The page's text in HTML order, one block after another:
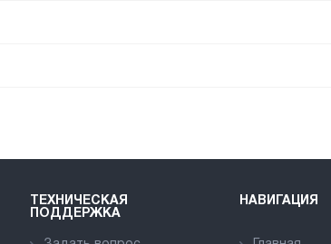
ТЕХНИЧЕСКАЯ
ПОДДЕРЖКА
НАВИГАЦИЯ